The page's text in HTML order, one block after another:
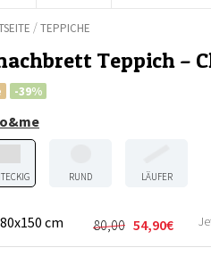
/TEPPICHE
Teppich –
-39%
RUND LÄUFER
80x150 cm 80,00
Ursprünglicher
Preis
54,90€
Aktueller
Preis